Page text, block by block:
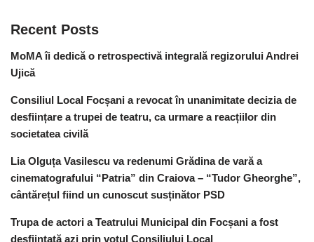
Recent Posts
MoMA îi dedică o retrospectivă integrală regizorului Andrei
Ujică
Consiliul Local Focșani a revocat în unanimitate decizia de
desființare a trupei de teatru, ca urmare a reacțiilor din
societatea civilă
Lia Olguța Vasilescu va redenumi Grădina de vară a
cinematografului “Patria” din Craiova – “Tudor Gheorghe”,
cântărețul fiind un cunoscut susținător PSD
Trupa de actori a Teatrului Municipal din Focșani a fost
desființată azi prin votul Consiliului Local